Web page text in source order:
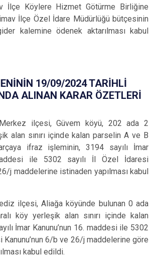
İlçe Köylere Hizmet Götürme Birliğine
İlçe Özel İdare Müdürlüğü bütçesinin
kalemine ödenek aktarılması kabul
19/09/2024 TARİHLİ
ALINAN KARAR ÖZETLERİ
ilçesi, Güvem köyü, 202 ada 2
alan sınırı içinde kalan parselin A ve B
ifraz işleminin, 3194 sayılı İmar
ile 5302 sayılı İl Özel İdaresi
j maddelerine istinaden yapılması kabul
ilçesi, Aliağa köyünde bulunan 0 ada
köy yerleşik alan sınırı içinde kalan
İmar Kanunu’nun 16. maddesi ile 5302
Kanunu’nun 6/b ve 26/j maddelerine göre
kabul edildi.